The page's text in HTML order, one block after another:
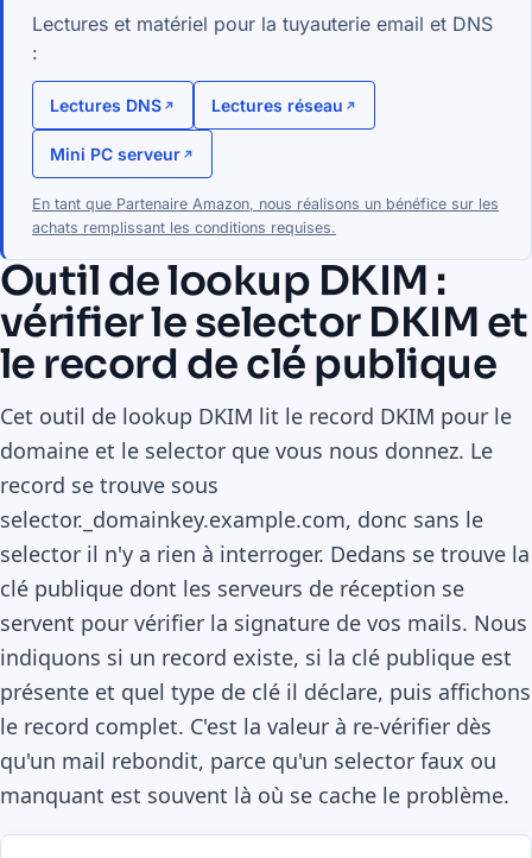
Lectures et matériel pour la tuyauterie email et DNS
:
Lectures DNS Lectures réseau
Mini PC serveur
En tant que Partenaire Amazon, nous réalisons un bénéfice sur les
achats remplissant les conditions requises.
Outil de lookup DKIM :
vérifier le selector DKIM et
le record de clé publique
Cet outil de lookup DKIM lit le record DKIM pour le
domaine et le selector que vous nous donnez. Le
record se trouve sous
selector._domainkey.example.com, donc sans le
selector il n'y a rien à interroger. Dedans se trouve la
clé publique dont les serveurs de réception se
servent pour vérifier la signature de vos mails. Nous
indiquons si un record existe, si la clé publique est
présente et quel type de clé il déclare, puis affichons
le record complet. C'est la valeur à re-vérifier dès
qu'un mail rebondit, parce qu'un selector faux ou
manquant est souvent là où se cache le problème.